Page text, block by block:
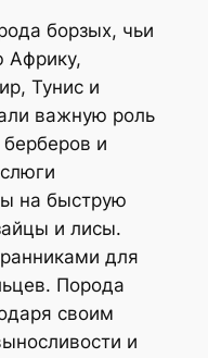
борзых, чьи
Африку,
Тунис и
важную роль
и
на быструю
и лисы.
для
Порода
своим
и